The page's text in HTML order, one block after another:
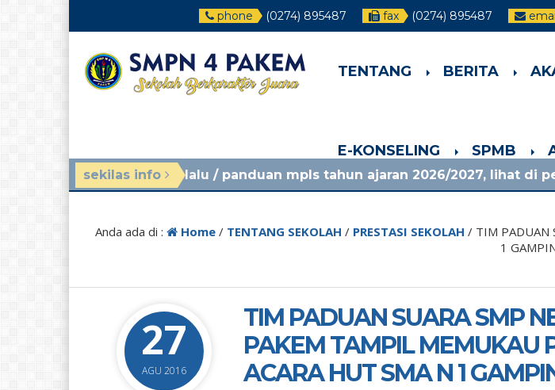
phone (0274) 895487 fax (0274) 895487
TENTANG BERITA
E-KONSELING SPMB
sekilas info
yang lalu/ panduan mpls tahun ajaran 2026/2027, lihat di pengumuman
Anda ada di : Home / TENTANG SEKOLAH / PRESTASI SEKOLAH / TIM PADUAN
1
27
AGU 2016
TIM PADUAN SUARA SMP
PAKEM TAMPIL MEMUKAU
ACARA HUT SMA N 1